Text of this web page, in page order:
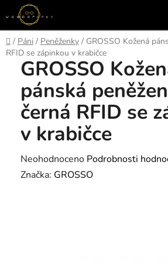
Přejít
na
obsah
Domů
/ Páni / Peněženky / GROSSO Kožená
RFID se zápinkou v krabičce
GROSSO
pánská
černá RFID se
v krabičce
Průměrné
hodnocení
Neohodnoceno Podrobnosti
Značka: GROSSO